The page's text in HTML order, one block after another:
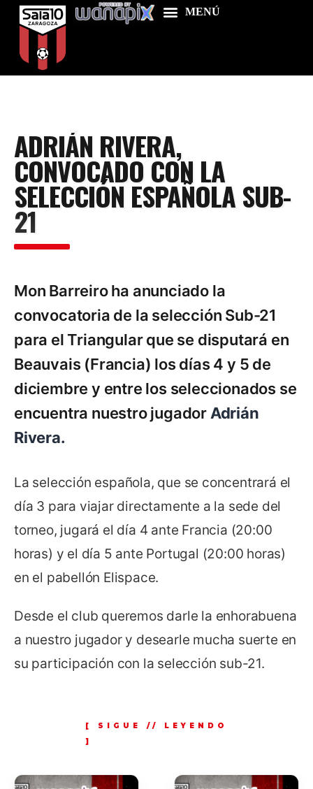
Food & Drink
Features
News
ADRIÁN RIVERA,
CONVOCADO CON LA
SELECCIÓN ESPAÑOLA SUB-
21
Mon Barreiro ha anunciado la
convocatoria de la selección Sub-21
para el Triangular que se disputará en
Beauvais (Francia) los días 4 y 5 de
diciembre y entre los seleccionados se
encuentra nuestro jugador Adrián
Rivera.
La selección española, que se concentrará el
día 3 para viajar directamente a la sede del
torneo, jugará el día 4 ante Francia (20:00
horas) y el día 5 ante Portugal (20:00 horas)
en el pabellón Elispace.
Desde el club queremos darle la enhorabuena
a nuestro jugador y desearle mucha suerte en
su participación con la selección sub-21.